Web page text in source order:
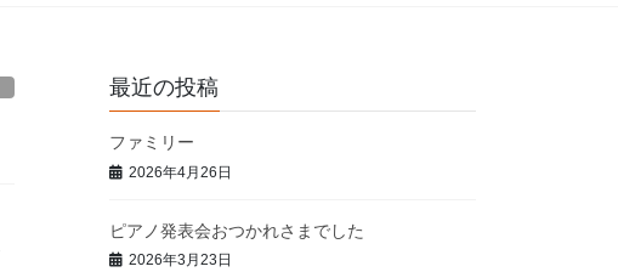
最近の投稿
ファミリー
2026年4月26日
ピアノ発表会おつかれさまでした
2026年3月23日